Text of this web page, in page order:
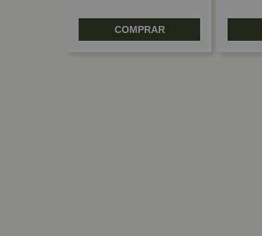
COMPRAR